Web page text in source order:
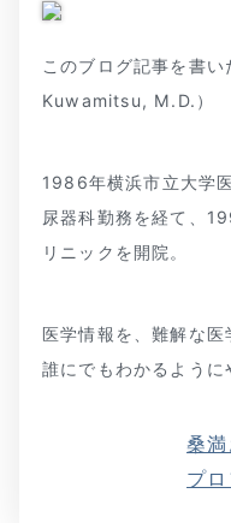
このブログ記事を書
Kuwamitsu, M.D.）
1986年横浜市立大学
尿器科勤務を経て、
リニックを開院。
医学情報を、難解な
誰にでもわかるように
桑
プ